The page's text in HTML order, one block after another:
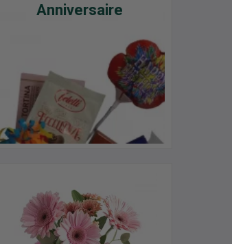
Anniversaire